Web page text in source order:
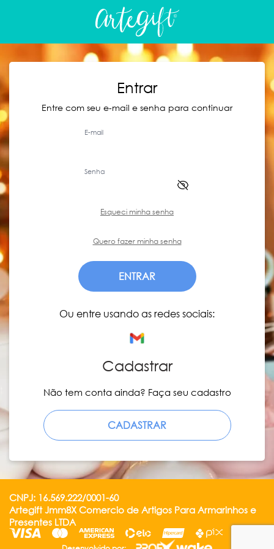
Entrar
Entre com seu e-mail e senha para continuar
E-mail
Senha
Esqueci minha senha
Quero fazer minha senha
ENTRAR
Ou entre usando as redes sociais:
Cadastrar
Não tem conta ainda? Faça seu cadastro
CADASTRAR
CNPJ: 16.569.222/0001-60
Artegift Jmm8X Comercio de Artigos Para Armarinhos e
Presentes LTDA